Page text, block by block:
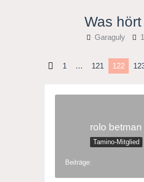
Was
Garaguly
1 … 121 122
rolo betman
Tamino-Mitglied
Beiträge